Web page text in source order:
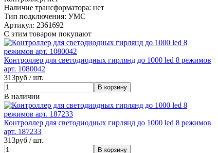
Наличие трансформатора: нет
Тип подключения: УМС
Артикул: 2361692
С этим товаром покупают
Контроллер для светодиодных гирлянд до 1000 led 8 режимов
арт. 1080042
313руб / шт.
В наличии
Контроллер для светодиодных гирлянд до 1000 led 8 режимов
арт. 187233
313руб / шт.